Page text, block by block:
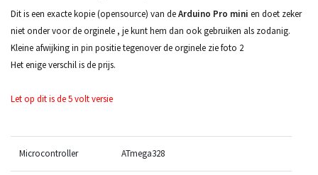
Dit is een exacte kopie (opensource) van deArduino Pro mini en doet zeker
niet onder voor de orginele , je kunt hem dan ook gebruiken als zodanig.
Kleine afwijking in pin positie tegenover de orginele zie foto 2
Het enige verschil is de prijs.
Let op dit is de 5 volt versie
Microcontroller ATmega328